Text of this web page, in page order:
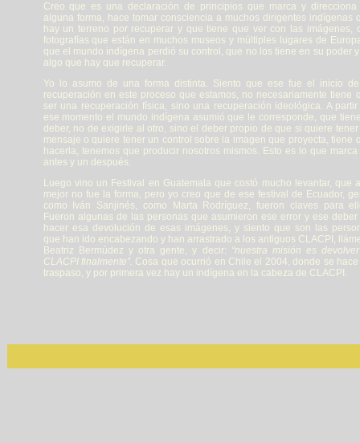
Creo que es una declaración de principios que marca y direcciona
alguna forma, hace tomar consciencia a muchos dirigentes indígenas
hay un terreno por recuperar y que tiene que ver con las imágenes,
fotografías que están en muchos museos y múltiples lugares de
que el mundo indígena perdió su control, que no los tiene en su poder
algo que hay que recuperar.
Yo lo asumo de una forma distinta. Siento que ese fue el inicio
recuperación en este proceso que estamos, no necesariamente tiene
ser una recuperación física, sino una recuperación ideológica. A
ese momento el mundo indígena asumió que le corresponde, que
deber, no de exigirle al otro, sino el deber propio de que si quiere
mensaje o quiere tener un control sobre la imagen que proyecta, tiene
hacerla, tenemos que producir nosotros mismos. Esto es lo que
antes y un después.
Luego vino un Festival en Guatemala que costó mucho levantar, que
mejor no fue la forma, pero yo creo que de ese festival de Ecuador,
como Iván Sanjinés, como Marta Rodríguez, fueron claves para
Fueron algunas de las personas que asumieron ese error y ese
hacer esa devolución de esas imágenes, y siento que son las
que han ido encabezando y han arrastrado a los antiguos CLACPI,
Beatriz Bermúdez y otra gente, y decir: “nuestra misión es
CLACPI finalmente”. Cosa que ocurrió en Chile el 2004, donde se
traspaso, y por primera vez hay un indígena en la cabeza de CLACPI.